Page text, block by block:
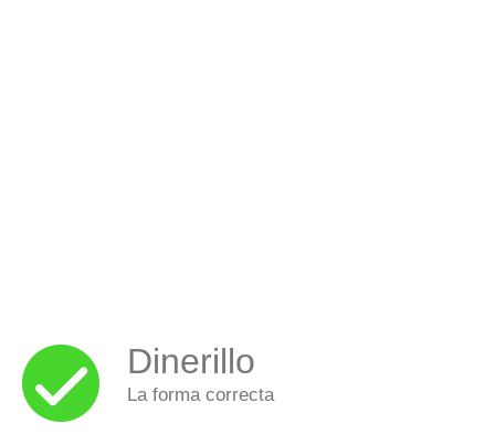
Dinerillo
La forma correcta